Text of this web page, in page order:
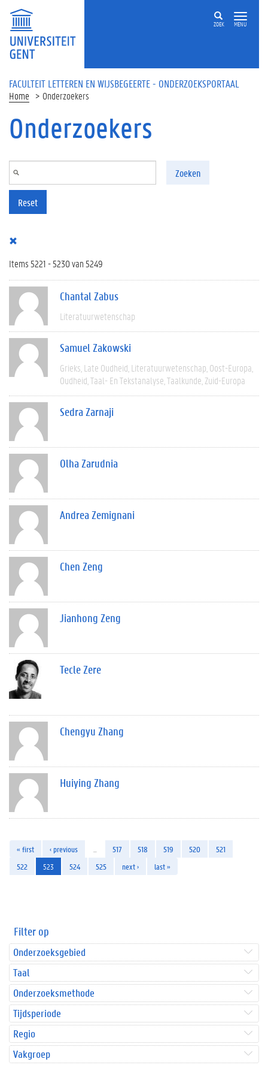
Overslaan en naar de inhoud gaan
ZOEK MENU
FACULTEIT LETTEREN EN WIJSBEGEERTE - ONDERZOEKSPORTAAL
Home Onderzoekers
Onderzoekers
Zoeken
Reset
Items 5221 - 5230 van 5249
Chantal Zabus
Literatuurwetenschap
Samuel Zakowski
Grieks Late Oudheid Literatuurwetenschap Oost-Europa
Oudheid Taal- En Tekstanalyse Taalkunde Zuid-Europa
Sedra Zarnaji
Olha Zarudnia
Andrea Zemignani
Chen Zeng
Jianhong Zeng
Tecle Zere
Chengyu Zhang
Huiying Zhang
« first ‹ previous 517 518 519 520
521
522
523 524 525 next › last »
Filter op
Onderzoeksgebied
Taal
Onderzoeksmethode
Tijdsperiode
Regio
Vakgroep